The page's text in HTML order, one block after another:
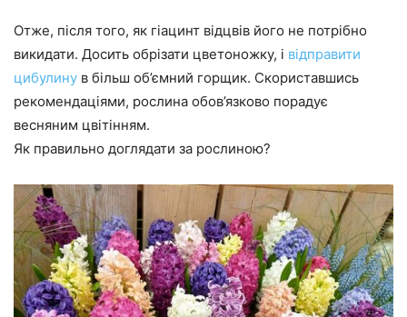
Отже, після того, як гіацинт відцвів його не потрібно
викидати. Досить обрізати цветоножку, і відправити
цибулину в більш об’ємний горщик. Скориставшись
рекомендаціями, рослина обов’язково порадує
весняним цвітінням.
Як правильно доглядати за рослиною?